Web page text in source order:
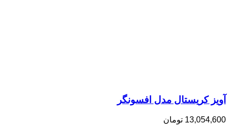
آویز کریستال مدل افسونگر
13,054,600 تومان